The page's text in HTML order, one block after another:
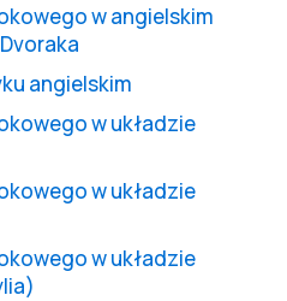
w angielskim
angielskim
w układzie
w układzie
w układzie